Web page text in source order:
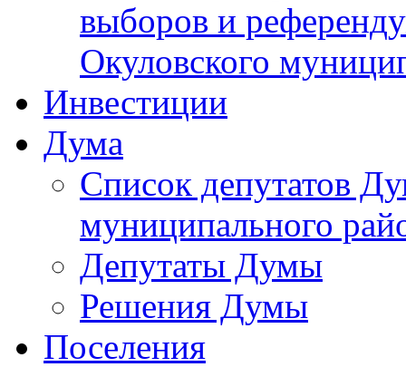
выборов и
Окуловского
Инвестиции
Дума
Список депутатов
муниципального
Депутаты Думы
Решения Думы
Поселения